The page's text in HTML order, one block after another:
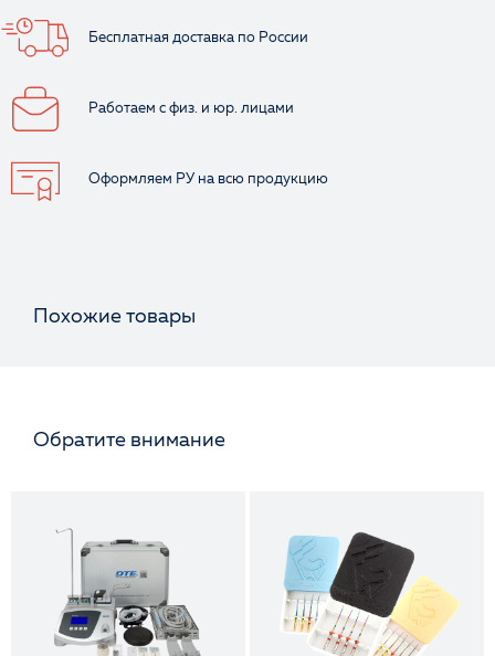
Бесплатная доставка по России
Работаем с физ. и юр. лицами
Оформляем РУ на всю продукцию
Похожие товары
Обратите внимание